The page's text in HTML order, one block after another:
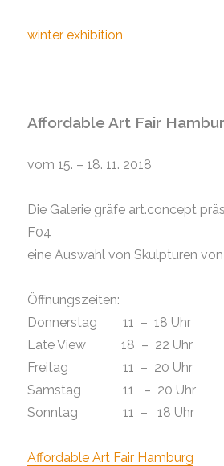
winter exhibition
Affordable Art Fair
vom 15. – 18. 11. 2018
Die Galerie gräfe art.concept
F04
eine Auswahl von Skulpturen
Öffnungszeiten:
Donnerstag 11 – 18 Uhr
Late View 18 – 22 Uhr
Freitag 11 – 20 Uhr
Samstag 11 – 20 Uhr
Sonntag 11 – 18 Uhr
Affordable Art Fair Hamburg